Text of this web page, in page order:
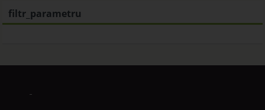
filtr_parametru